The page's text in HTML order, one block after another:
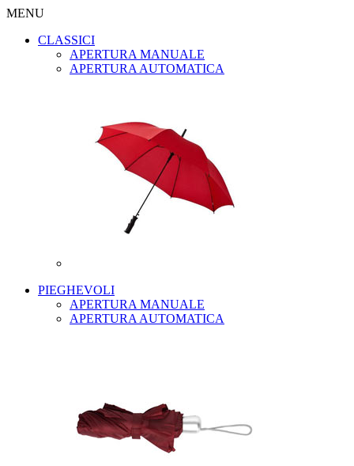
MENU
CLASSICI
APERTURA MANUALE
APERTURA AUTOMATICA
PIEGHEVOLI
APERTURA MANUALE
APERTURA AUTOMATICA